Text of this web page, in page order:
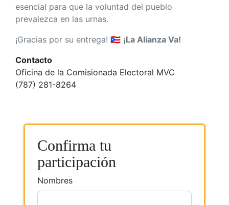
esencial para que la voluntad del pueblo
prevalezca en las urnas.
¡Gracias por su entrega! 🇵🇷 ¡La Alianza Va!
Contacto
Oficina de la Comisionada Electoral MVC
(787) 281-8264
Confirma tu
participación
Nombres